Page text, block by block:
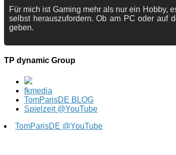
Für mich ist Gaming mehr als nur ein Hobby,
selbst herauszufordern. Ob am PC oder auf
geben.
TP dynamic Group
fkmedia
TomParisDE BLOG
Spielzeit @YouTube
TomParisDE @YouTube